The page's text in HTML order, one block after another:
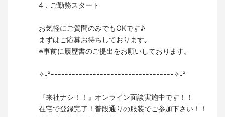
4．ご勤務スタート
お気軽にご質問のみでもOKです♪
まずはご応募お待ちしております｡
※事前に履歴書のご提出をお願いしております。
✧˖°-----------------------------------✧˖°
『来社ナシ！！』オンライン面談実施中です！！
在宅で登録完了！普段通りの服装でご参加下さい！！